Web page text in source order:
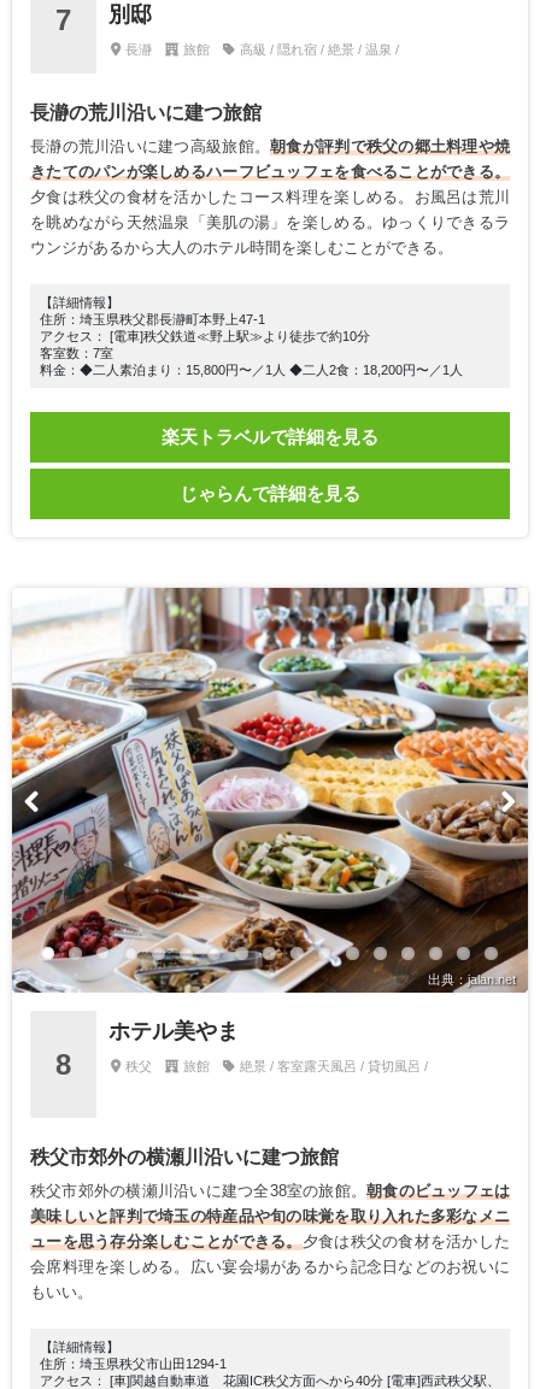
7
別邸
長瀞 旅館 高級 / 隠れ宿 / 絶景 / 温泉 /
長瀞の荒川沿いに建つ旅館
長瀞の荒川沿いに建つ高級旅館。朝食が評判で秩父の郷土料理や焼
きたてのパンが楽しめるハーフビュッフェを食べることができる。
夕食は秩父の食材を活かしたコース料理を楽しめる。お風呂は荒川
を眺めながら天然温泉「美肌の湯」を楽しめる。ゆっくりできるラ
ウンジがあるから大人のホテル時間を楽しむことができる。
【詳細情報】
住所：埼玉県秩父郡長瀞町本野上47-1
アクセス： [電車]秩父鉄道≪野上駅≫より徒歩で約10分
客室数：7室
料金：◆二人素泊まり：15,800円〜／1人 ◆二人2食：18,200円〜／1人
楽天トラベルで詳細を見る
じゃらんで詳細を見る
出典：jalan.net
8
ホテル美やま
秩父 旅館 絶景 / 客室露天風呂 / 貸切風呂 /
秩父市郊外の横瀬川沿いに建つ旅館
秩父市郊外の横瀬川沿いに建つ全38室の旅館。朝食のビュッフェは
美味しいと評判で埼玉の特産品や旬の味覚を取り入れた多彩なメニ
ューを思う存分楽しむことができる。夕食は秩父の食材を活かした
会席料理を楽しめる。広い宴会場があるから記念日などのお祝いに
もいい。
【詳細情報】
住所：埼玉県秩父市山田1294-1
アクセス： [車]関越自動車道 花園IC秩父方面へから40分 [電車]西武秩父駅、